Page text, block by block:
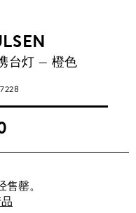
台灯 — 橙色
罄。